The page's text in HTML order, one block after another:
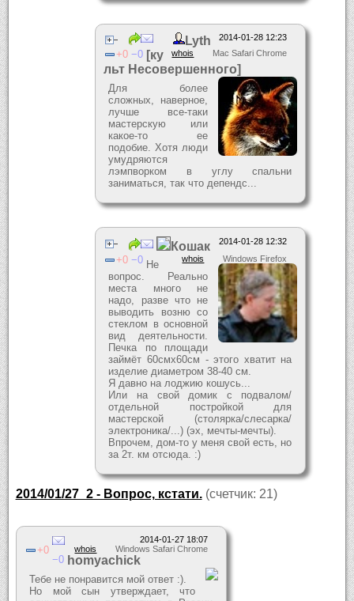
2014-01-28 12:23
Mac Safari Chrome
whois
0 0
Lyth
[ку
льт Несовершенного]
Для более
сложных, наверное,
лучше все-таки
мастерскую или
какое-то ее
подобие. Хотя люди
умудряются
лэмпворком в углу спальни
заниматься, так что депендс...
2014-01-28 12:32
Windows Firefox
whois
0 0
Кошак
Не
вопрос. Реально
места много не
надо, разве что не
выводить возню со
стеклом в основной
вид деятельности.
Печка по площади
займёт 60смх60см - этого хватит на
изделие диаметром 38-40 см.
Я давно на лоджию кошусь...
Или на свой домик с подвалом/
отдельной постройкой для
мастерской (столярка/слесарка/
электроника/...) (эх, мечты-мечты).
Впрочем, дом-то у меня свой есть, но
за 2т. км отсюда. :)
2014/01/27_2 - Вопрос, кстати.(счетчик: 21)
2014-01-27 18:07
Windows Safari Chrome
whois
0
0 homyachick
Тебе не понравится мой ответ :).
Но мой сын утверждает, что